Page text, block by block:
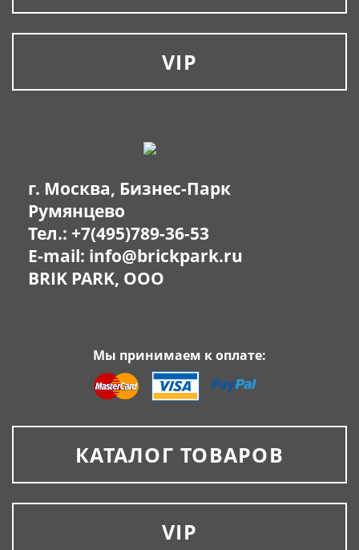
VIP
г. Москва, Бизнес-Парк
Румянцево
Тел.: +7(495)789-36-53
E-mail: info@brickpark.ru
BRIK PARK, OOO
Мы принимаем к оплате:
КАТАЛОГ ТОВАРОВ
VIP